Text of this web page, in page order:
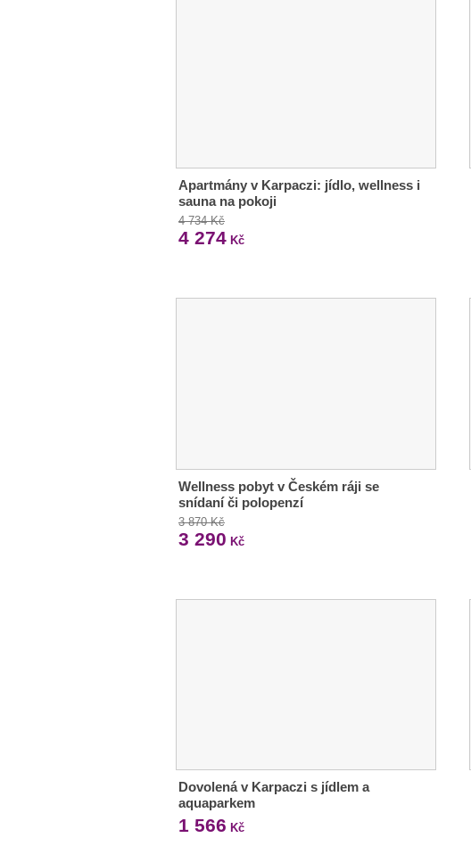
Apartmány v Karpaczi: jídlo, wellness i
sauna na pokoji
4 734 Kč
4 274 Kč
Wellness pobyt v Českém ráji se
snídaní či polopenzí
3 870 Kč
3 290 Kč
Dovolená v Karpaczi s jídlem a
aquaparkem
1 566 Kč